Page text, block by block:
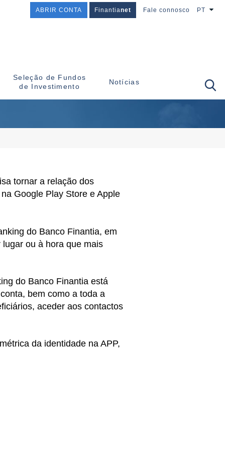
Seleção de Fundos
de Investimento
Notícias
ABRIR CONTA Finantianet Fale connosco PT
tornar a relação dos
Google Play Store e Apple
do Banco Finantia, em
ou à hora que mais
do Banco Finantia está
bem como a toda a
aceder aos contactos
da identidade na APP,